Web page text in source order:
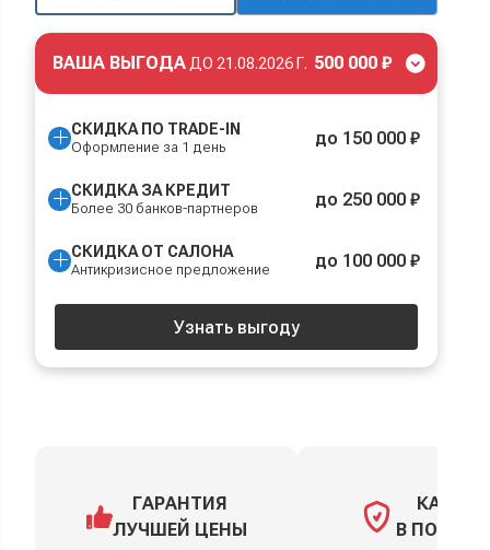
ВАША ВЫГОДА ДО 21.08.2026 Г. 500 000 ₽
СКИДКА ПО TRADE-IN
Оформление за 1 день до 150 000 ₽
СКИДКА ЗА КРЕДИТ
Более 30 банков-партнеров до 250 000 ₽
СКИДКА ОТ САЛОНА
Антикризисное предложение до 100 000 ₽
Узнать выгоду
ГАРАНТИЯ
ЛУЧШЕЙ ЦЕНЫ
КАСКО
В